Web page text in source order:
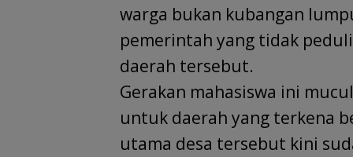
warga bukan kubangan
pemerintah yang tidak
daerah tersebut.
Gerakan mahasiswa ini
untuk daerah yang terkena
utama desa tersebut kini